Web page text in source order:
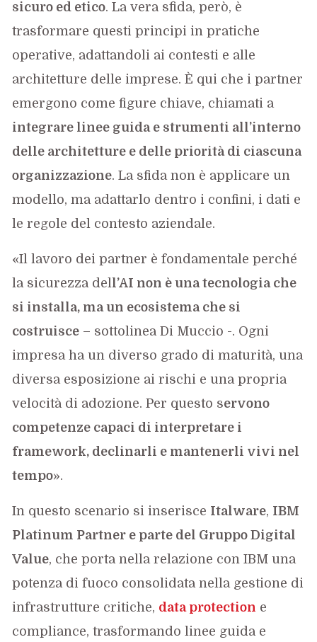
sicuro ed etico. La vera sfida, però, è
trasformare questi principi in pratiche
operative, adattandoli ai contesti e alle
architetture delle imprese. È qui che i partner
emergono come figure chiave, chiamati a
integrare linee guida e strumenti all’interno
delle architetture e delle priorità di ciascuna
organizzazione. La sfida non è applicare un
modello, ma adattarlo dentro i confini, i dati e
le regole del contesto aziendale.
«Il lavoro dei partner è fondamentale perché
la sicurezza del l’AI non è una tecnologia che
si installa, ma un ecosistema che si
costruisce – sottolinea Di Muccio -. Ogni
impresa ha un diverso grado di maturità, una
diversa esposizione ai rischi e una propria
velocità di adozione. Per questo servono
competenze capaci di interpretare i
framework, declinarli e mantenerli vivi nel
tempo».
In questo scenario si inserisce Italware, IBM
Platinum Partner e parte del Gruppo Digital
Value, che porta nella relazione con IBM una
potenza di fuoco consolidata nella gestione di
infrastrutture critiche, data protection e
compliance, trasformando linee guida e